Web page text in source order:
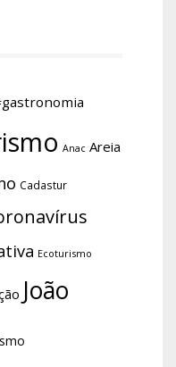
Anac Areia
Cadastur
Ecoturismo
João